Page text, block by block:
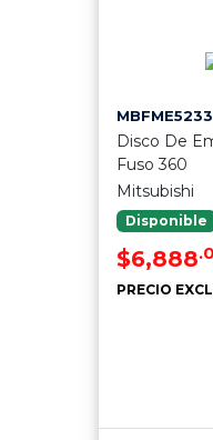
Disco De
Fuso 360
Mitsubishi
Disponible
$6,888
PRECIO